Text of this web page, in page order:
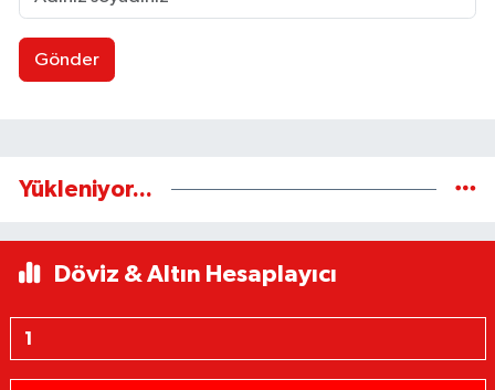
Gönder
Yükleniyor...
Döviz & Altın Hesaplayıcı